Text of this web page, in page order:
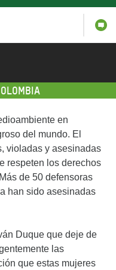
en
del mundo. El
violadas y asesinadas
respeten los derechos
de 50 defensoras
han sido asesinadas
Duque que deje de
las
que estas mujeres